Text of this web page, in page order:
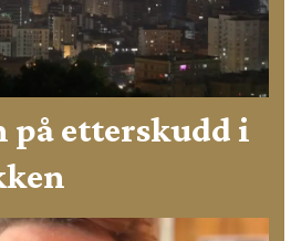
på etterskudd i